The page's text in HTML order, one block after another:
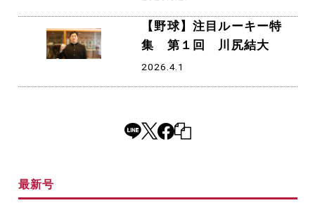
【野球】注目ルーキー特
集 第１回 川尻結大
2026.4.1
最新号